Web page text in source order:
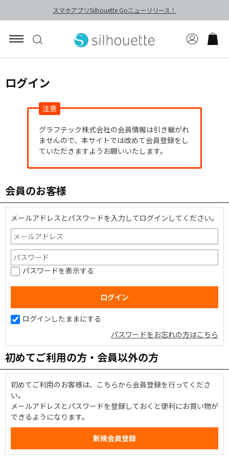
スマホアプリSilhouette Goニューリリース！
ログイン
注意
グラフテック株式会社の会員情報は引き継がれ
ませんので、本サイトでは改めて会員登録をし
ていただきますようお願いいたします。
会員のお客様
メールアドレスとパスワードを入力してログインしてください。
パスワードを表示する
ログインしたままにする
パスワードをお忘れの方はこちら
初めてご利用の方・会員以外の方
初めてご利用のお客様は、こちらから会員登録を行ってくださ
い。
メールアドレスとパスワードを登録しておくと便利にお買い物が
できるようになります。